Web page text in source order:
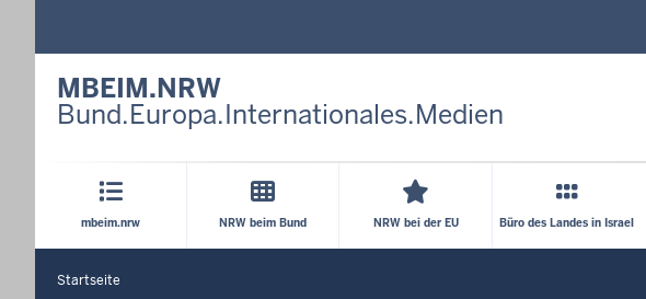
MBEIM.NRW
Bund.Europa.Internationales.Medien
Hauptmenü
mbeim.nrw NRW beim Bund NRW bei der EU Büro des Landes in Israel
Sie
Startseite